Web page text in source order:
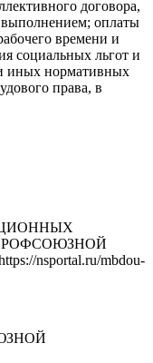
договора,
выполнением; оплаты
времени и
социальных льгот и
и иных нормативных
права, в
nsportal.ru/mbdou-